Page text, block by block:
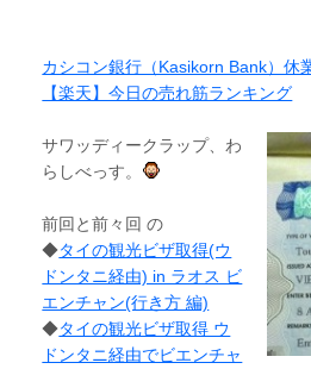
カシコン銀行（Kasikorn Bank）休
【楽天】今日の売れ筋ランキング
サワッディークラップ、わ
らしべっす。
前回と前々回 の
◆タイの観光ビザ取得(ウ
ドンタニ経由) in ラオス ビ
エンチャン(行き方 編)
◆タイの観光ビザ取得 ウ
ドンタニ経由でビエンチャ